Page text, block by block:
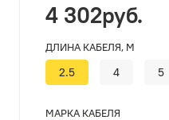
4 302руб.
ДЛИНА КАБЕЛЯ, М
2.5 4 5
МАРКА КАБЕЛЯ